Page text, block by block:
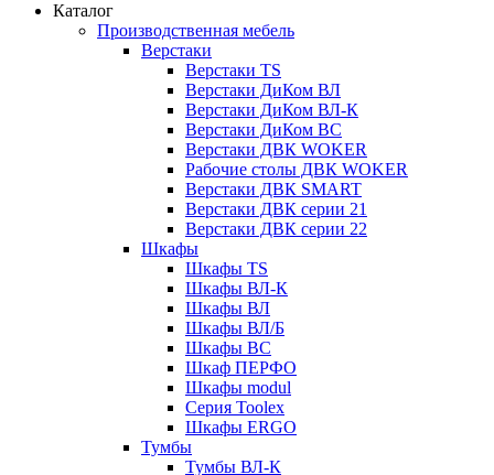
Каталог
Производственная мебель
Верстаки
Верстаки TS
Верстаки ДиКом ВЛ
Верстаки ДиКом ВЛ-К
Верстаки ДиКом ВС
Верстаки ДВК WOKER
Рабочие столы ДВК WOKER
Верстаки ДВК SMART
Верстаки ДВК серии 21
Верстаки ДВК серии 22
Шкафы
Шкафы TS
Шкафы ВЛ-К
Шкафы ВЛ
Шкафы ВЛ/Б
Шкафы ВС
Шкаф ПЕРФО
Шкафы modul
Серия Toolex
Шкафы ERGO
Тумбы
Тумбы ВЛ-К